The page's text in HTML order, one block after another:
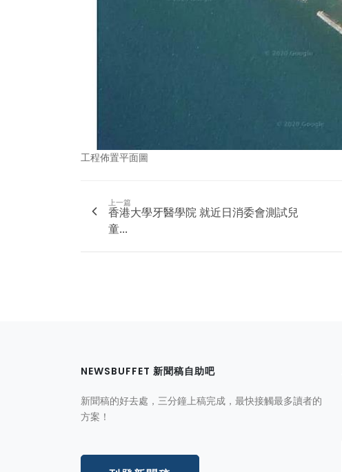
工程佈置平面圖
上一篇
香港大學牙醫學院 就近日消委會測試兒
童...
NEWSBUFFET 新聞稿自助吧
新聞稿的好去處，三分鐘上稿完成，最快接觸最多讀者的
方案！